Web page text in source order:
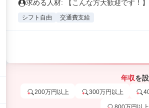
求める人材: 【こんな方大歓迎です！
シフト自由 交通費支給
年収を
200万円以上 300万円以上